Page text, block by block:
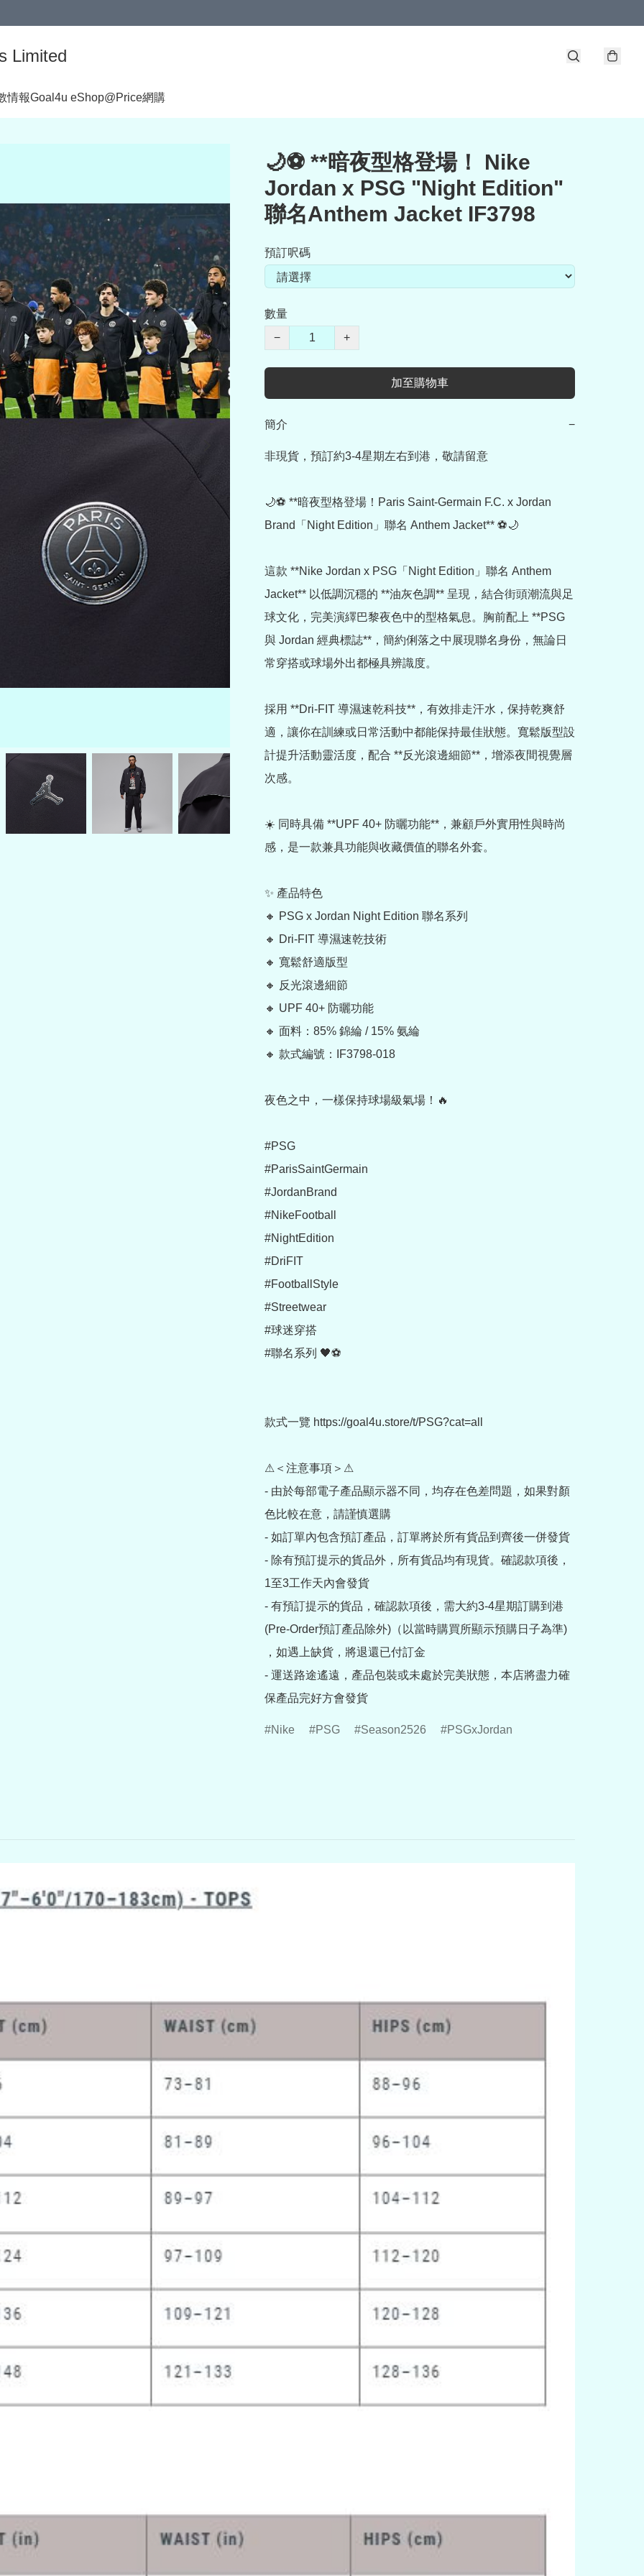
Limited
情報Goal4u eShop@Price網購
🌙⚽ **暗夜型格登場！ Nike
Jordan x PSG "Night Edition"
聯名Anthem Jacket IF3798
預訂呎碼
數量
−
+
加至購物車
簡介 −
非現貨，預訂約3-4星期左右到港，敬請留意
🌙⚽ **暗夜型格登場！Paris Saint-Germain F.C. x Jordan
Brand「Night Edition」聯名 Anthem Jacket** ⚽🌙
這款 **Nike Jordan x PSG「Night Edition」聯名 Anthem
Jacket** 以低調沉穩的 **油灰色調** 呈現，結合街頭潮流與足
球文化，完美演繹巴黎夜色中的型格氣息。胸前配上 **PSG
與 Jordan 經典標誌**，簡約俐落之中展現聯名身份，無論日
常穿搭或球場外出都極具辨識度。
採用 **Dri-FIT 導濕速乾科技**，有效排走汗水，保持乾爽舒
適，讓你在訓練或日常活動中都能保持最佳狀態。寬鬆版型設
計提升活動靈活度，配合 **反光滾邊細節**，增添夜間視覺層
次感。
☀️ 同時具備 **UPF 40+ 防曬功能**，兼顧戶外實用性與時尚
感，是一款兼具功能與收藏價值的聯名外套。
✨ 產品特色
🔸 PSG x Jordan Night Edition 聯名系列
🔸 Dri-FIT 導濕速乾技術
🔸 寬鬆舒適版型
🔸 反光滾邊細節
🔸 UPF 40+ 防曬功能
🔸 面料：85% 錦綸 / 15% 氨綸
🔸 款式編號：IF3798-018
夜色之中，一樣保持球場級氣場！🔥
#PSG
#ParisSaintGermain
#JordanBrand
#NikeFootball
#NightEdition
#DriFIT
#FootballStyle
#Streetwear
#球迷穿搭
#聯名系列 🖤⚽
款式一覽 https://goal4u.store/t/PSG?cat=all
⚠＜注意事項＞⚠
- 由於每部電子產品顯示器不同，均存在色差問題，如果對顏
色比較在意，請謹慎選購
- 如訂單內包含預訂產品，訂單將於所有貨品到齊後一併發貨
- 除有預訂提示的貨品外，所有貨品均有現貨。確認款項後，
1至3工作天內會發貨
- 有預訂提示的貨品，確認款項後，需大約3-4星期訂購到港
(Pre-Order預訂產品除外)（以當時購買所顯示預購日子為準)
，如遇上缺貨，將退還已付訂金
- 運送路途遙遠，產品包裝或未處於完美狀態，本店將盡力確
保產品完好方會發貨
Nike PSG Season2526 PSGxJordan